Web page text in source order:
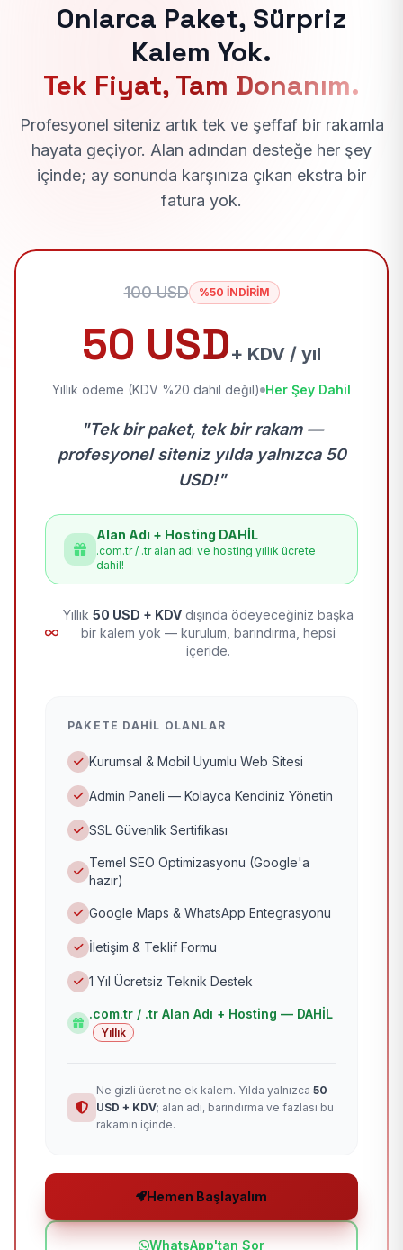
Onlarca Paket, Sürpriz
Kalem Yok.
Tek Fiyat, Tam Donanım.
Profesyonel siteniz artık tek ve şeffaf bir rakamla
hayata geçiyor. Alan adından desteğe her şey
içinde; ay sonunda karşınıza çıkan ekstra bir
fatura yok.
100 USD %50 İNDİRİM
50 USD+ KDV / yıl
Yıllık ödeme (KDV %20 dahil değil) Her Şey Dahil
"Tek bir paket, tek bir rakam —
profesyonel siteniz yılda yalnızca 50
USD!"
Alan Adı + Hosting DAHİL
.com.tr / .tr alan adı ve hosting yıllık ücrete
dahil!
Yıllık 50 USD + KDV dışında ödeyeceğiniz başka
bir kalem yok — kurulum, barındırma, hepsi
içeride.
PAKETE DAHIL OLANLAR
Kurumsal & Mobil Uyumlu Web Sitesi
Admin Paneli — Kolayca Kendiniz Yönetin
SSL Güvenlik Sertifikası
Temel SEO Optimizasyonu (Google'a
hazır)
Google Maps & WhatsApp Entegrasyonu
İletişim & Teklif Formu
1 Yıl Ücretsiz Teknik Destek
.com.tr / .tr Alan Adı + Hosting — DAHİL
Yıllık
Ne gizli ücret ne ek kalem. Yılda yalnızca 50
USD + KDV; alan adı, barındırma ve fazlası bu
rakamın içinde.
Hemen Başlayalım
WhatsApp'tan Sor